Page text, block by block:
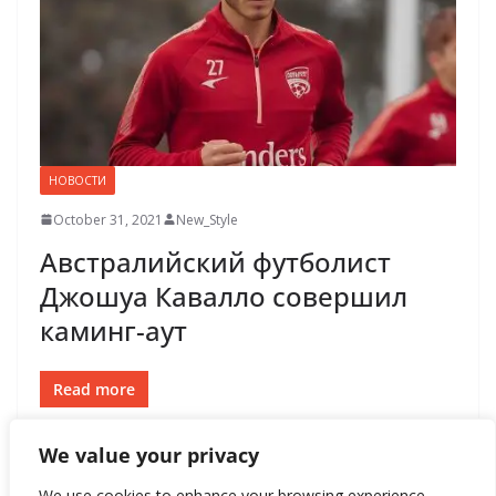
We value your privacy
НОВОСТИ
October 31, 2021 New_Style
Австралийский футболист
Джошуа Кавалло совершил
каминг-аут
Read more